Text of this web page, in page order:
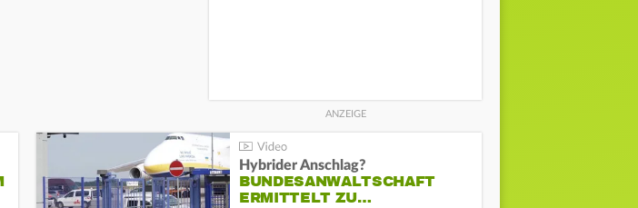
Hybrider Anschlag?
BUNDESANWALTSCHAFT
ERMITTELT ZU…